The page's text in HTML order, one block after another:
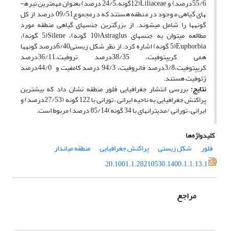
55/6درصد) و Liliaceae(12گونه،24/5 درصد) بعنوان مهمترین تیره­
های گیاهی موجود در منطقه هستند که درمجموع09/51 درصد از کل
گونه­ها را شامل می­شوند. از بزرگترین جنس­های گیاهی منطقه مورد
مطالعه می­توان به جنس­های Astraglus(10 گونه)، Silene(5 گونه)،
Euphorbia(5 گونه) اشاره کرد. از نظر شکل زیستی6/40درصد گونه­ها
همی کریپتوفیت، 38/35درصد تروفیت،36/11درصد
کریپتوفیت،3/8درصد فانروفیت، 94/3 درصد کامفیت و 44/0درصد
ژئوفیت هستند.
نتایج: بررسی انتشار جغرافیایی فلور منطقه نشان داد که بیشترین
پراکنش جغرافیایی به ناحیه ایرانی – تورانی با 122 گونه (27/53درصد) و
ایرانی – تورانی /مدیترانه­ای با 34 گونه)85/14 درصد) مربوط است.
کلیدواژه‌ها
فلور
شکل زیستی پراکنش جغرافیایی
منطقه میاندار
20.1001.1.28210530.1400.1.1.13.1
مراجع